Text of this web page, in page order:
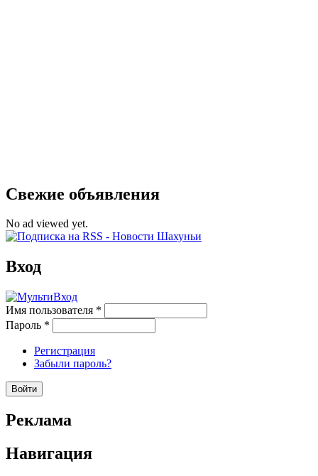
Свежие объявления
No ad viewed yet.
Вход
Имя пользователя *
Пароль *
Регистрация
Забыли пароль?
Реклама
Навигация